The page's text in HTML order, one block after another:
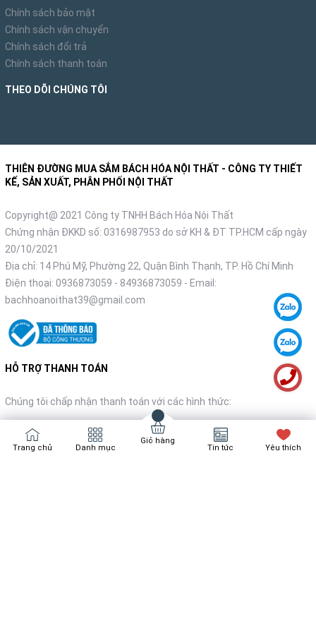
Chính sách bảo mật
Chính sách vận chuyển
Chính sách đổi trả
Chính sách thanh toán
THEO DÕI CHÚNG TÔI
THIÊN ĐƯỜNG MUA SẮM BÁCH HÓA NỘI THẤT - CÔNG TY THIẾT
KẾ, SẢN XUẤT, PHÂN PHỐI NỘI THẤT
Copyright@ 2021 Công ty TNHH Bách Hóa Nội Thất
Chứng nhận ĐKKD số: 0316987953 do sở KH & ĐT TP.HCM cấp ngày
20/10/2021
Địa chỉ: 14 Phú Mỹ, Phường 22, Quận Bình Thạnh, TP. Hồ Chí Minh
Điện thoại: 0936873059 - 84936873059 - Email:
bachhoanoithat39@gmail.com
HỖ TRỢ THANH TOÁN
Chúng tôi chấp nhận thanh toán với các hình thức:
Trang chủ Danh mục
Giỏ hàng
Tin tức Yêu thích